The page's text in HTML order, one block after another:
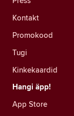
Kontakt
Promokood
Tugi
Kinkekaardid
Hangi äpp!
App Store